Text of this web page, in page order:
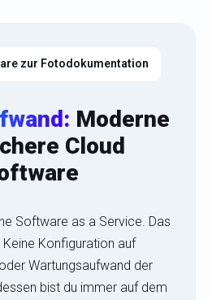
zur Fotodokumentation
Moderne
Cloud
Software as a Service. Das
Keine Konfiguration auf
Wartungsaufwand der
bist du immer auf dem